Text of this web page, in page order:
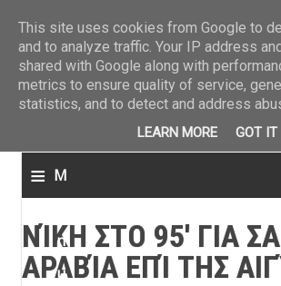
≡ M
n
u
ΝΊΚΗ ΣΤΟ 95' ΓΙΑ
ΑΡΑΒΊΑ ΕΠΊ ΤΗΣ
This site uses cookies from Google to
and to analyze traffic. Your IP address
shared with Google along with
metrics to ensure quality of service,
statistics, and to detect and address
LEARN MORE GOT IT